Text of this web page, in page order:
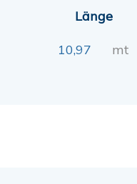
Länge
10,97 mt